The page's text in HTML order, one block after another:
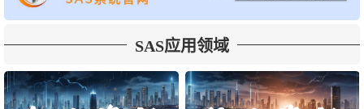
SAS应用领域